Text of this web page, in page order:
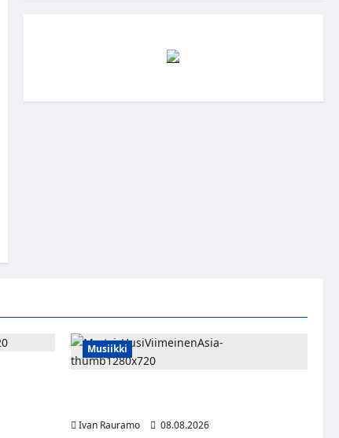
Musiikki
Ivan Rauramo
08.08.2026